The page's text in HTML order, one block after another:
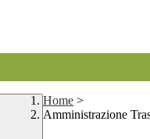
Home >
Amministrazione